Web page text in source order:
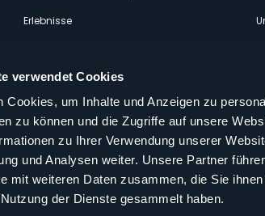
verwendet Cookies
Cookies, um Inhalte und Anzeigen zu
zu können und die Zugriffe auf unsere
zu Ihrer Verwendung unserer
und Analysen weiter. Unsere Partner
mit weiteren Daten zusammen, die Sie
der Dienste gesammelt haben.
Erlebnisse
Stresa VB - Italy